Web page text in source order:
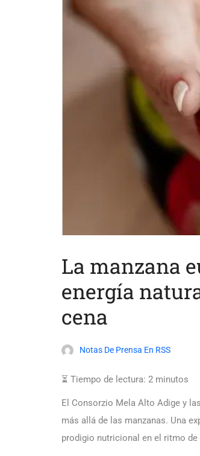
La manzana
energía
cena
Notas De Prensa En RSS
⏳ Tiempo de lectura: 2 minutos
El Consorzio Mela Alto Adige y
más allá de las manzanas. Una
prodigio nutricional en el ritmo